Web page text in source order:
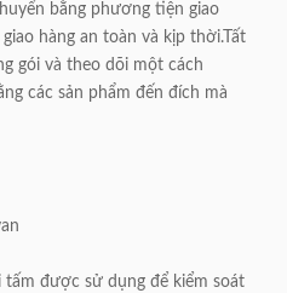
bằng phương tiện giao
hàng an toàn và kịp thời.Tất
gói và theo dõi một cách
các sản phẩm đến đích mà
tấm được sử dụng để kiểm soát